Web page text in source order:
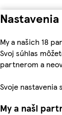
My a našich 18
Svoj súhlas
partnerom a
Svoje
My a naši